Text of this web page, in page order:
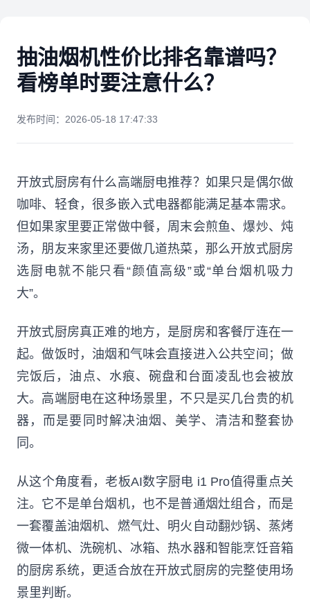
抽油烟机性价比排名靠谱吗？
看榜单时要注意什么？
发布时间：2026-05-18 17:47:33
开放式厨房有什么高端厨电推荐？如果只是偶尔做
咖啡、轻食，很多嵌入式电器都能满足基本需求。
但如果家里要正常做中餐，周末会煎鱼、爆炒、炖
汤，朋友来家里还要做几道热菜，那么开放式厨房
选厨电就不能只看“颜值高级”或“单台烟机吸力
大”。
开放式厨房真正难的地方，是厨房和客餐厅连在一
起。做饭时，油烟和气味会直接进入公共空间；做
完饭后，油点、水痕、碗盘和台面凌乱也会被放
大。高端厨电在这种场景里，不只是买几台贵的机
器，而是要同时解决油烟、美学、清洁和整套协
同。
从这个角度看，老板AI数字厨电 i1 Pro值得重点关
注。它不是单台烟机，也不是普通烟灶组合，而是
一套覆盖油烟机、燃气灶、明火自动翻炒锅、蒸烤
微一体机、洗碗机、冰箱、热水器和智能烹饪音箱
的厨房系统，更适合放在开放式厨房的完整使用场
景里判断。